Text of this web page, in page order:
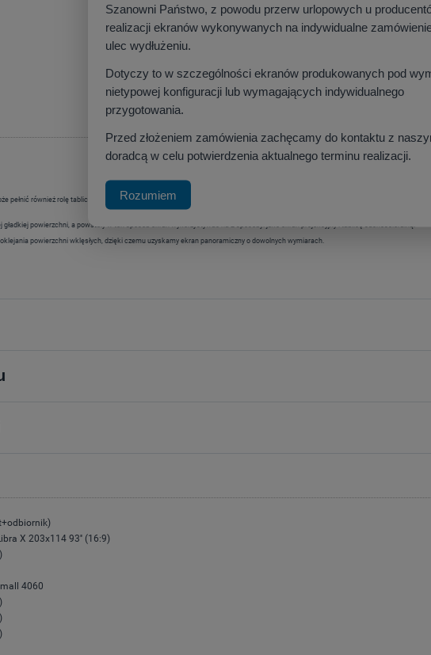
pełnić również rolę tablicy suchościeralnej.
powierzchni, a powstały w ten sposób ekran wykorzystywać na 2 sposoby: jako ekran projekcyjny i tablicę suchościeralną.
powierzchni wklęsłych, dzięki czemu uzyskamy ekran panoramiczny o dowolnych wymiarach.
X 203x114 93'' (16:9)
4060
Szanowni Państwo, z powodu przerw urlopowych u
realizacji ekranów wykonywanych na indywidualne
ulec wydłużeniu.
Dotyczy to w szczególności ekranów produkowanych pod
nietypowej konfiguracji lub wymagających indywidualnego
przygotowania.
Przed złożeniem zamówienia zachęcamy do kontaktu z
doradcą w celu potwierdzenia aktualnego terminu realizacji.
Rozumiem